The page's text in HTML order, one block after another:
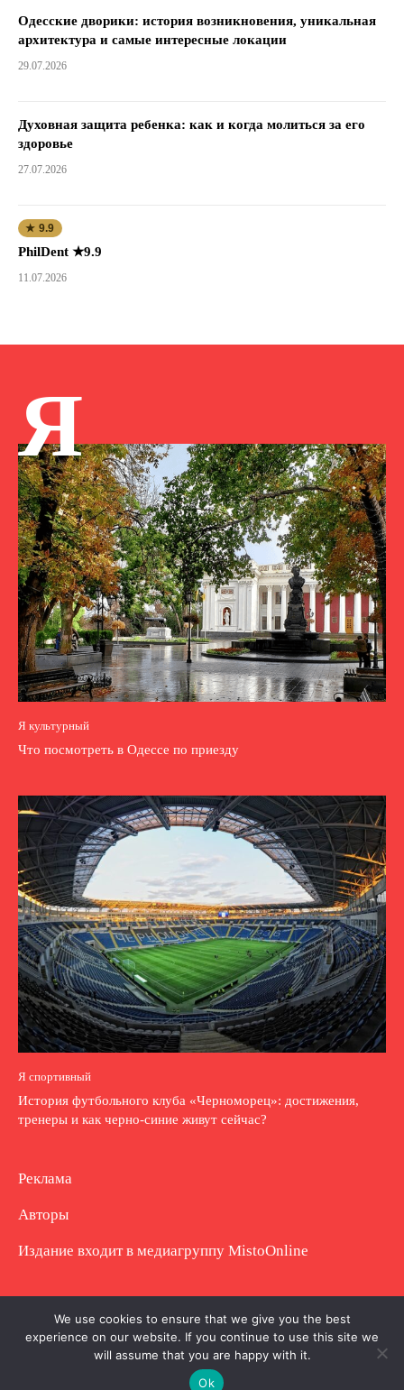
Одесские дворики: история возникновения, уникальная
архитектура и самые интересные локации
29.07.2026
Духовная защита ребенка: как и когда молиться за его
здоровье
27.07.2026
★ 9.9
PhilDent ★9.9
11.07.2026
Я
Я культурный
Что посмотреть в Одессе по приезду
Я спортивный
История футбольного клуба «Черноморец»: достижения,
тренеры и как черно-синие живут сейчас?
Реклама
Авторы
Издание входит в медиагруппу MistoOnline
Copyright © Полное использование материала
запрещено. Частично разрешено с гиперссылкой.
We use cookies to ensure that we give you the best
experience on our website. If you continue to use this site we
will assume that you are happy with it.
Ok